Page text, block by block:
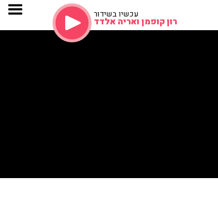
עכשיו בשידור
רון קופמן ואריה אלדד